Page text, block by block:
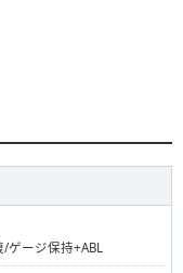
ゲージ保持+ABL